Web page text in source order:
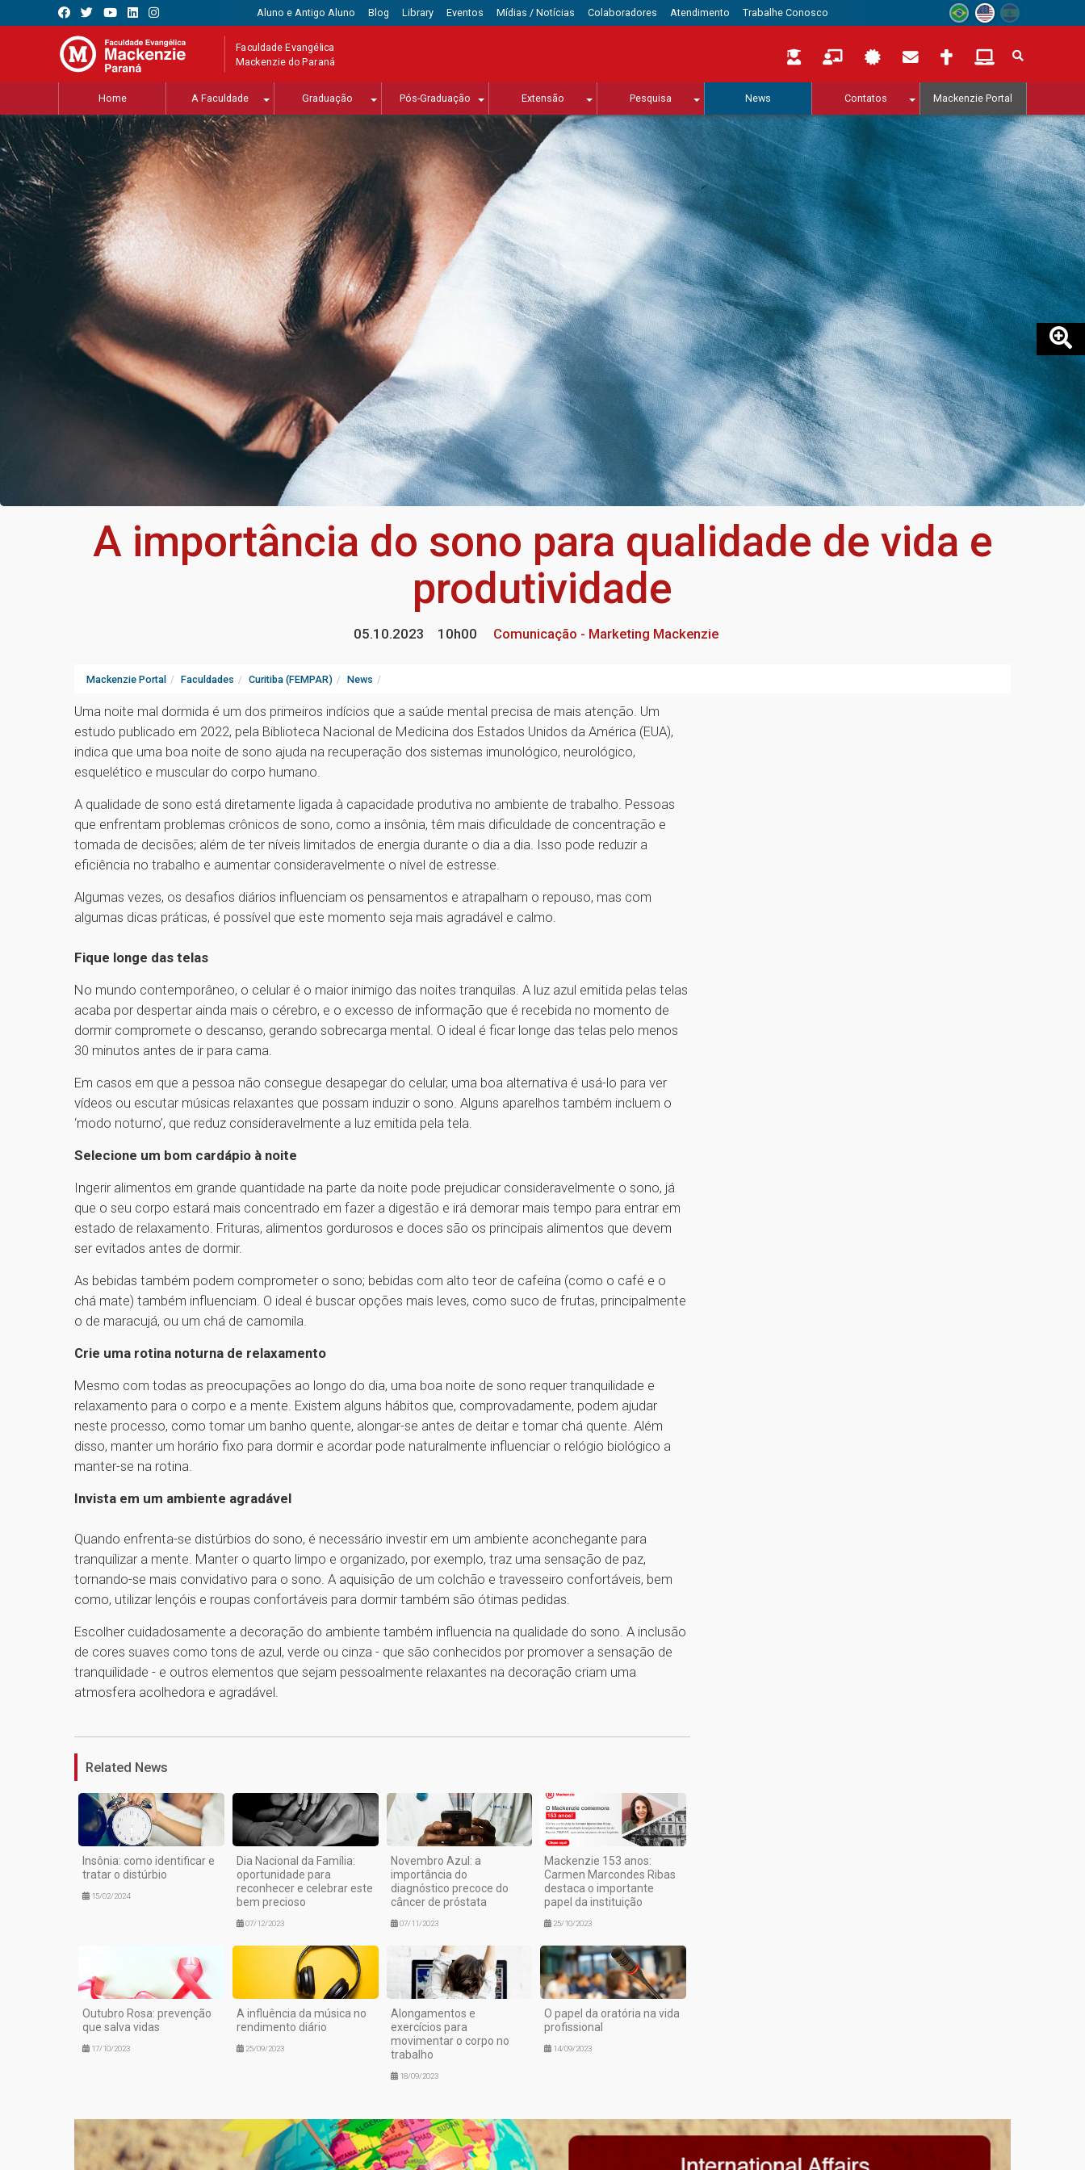
Aluno e Antigo Aluno Blog Library Eventos Mídias / Notícias Colaboradores Atendimento Trabalhe Conosco
Faculdade Evangélica
Mackenzie do Paraná
Home A Faculdade Graduação Pós-Graduação Extensão Pesquisa News Contatos Mackenzie Portal
A importância do sono para qualidade de vida e
produtividade
05.10.2023 10h00 Comunicação - Marketing Mackenzie
Mackenzie Portal Faculdades Curitiba (FEMPAR) News
Uma noite mal dormida é um dos primeiros indícios que a saúde mental precisa de mais atenção. Um
estudo publicado em 2022, pela Biblioteca Nacional de Medicina dos Estados Unidos da América (EUA),
indica que uma boa noite de sono ajuda na recuperação dos sistemas imunológico, neurológico,
esquelético e muscular do corpo humano.
A qualidade de sono está diretamente ligada à capacidade produtiva no ambiente de trabalho. Pessoas
que enfrentam problemas crônicos de sono, como a insônia, têm mais dificuldade de concentração e
tomada de decisões; além de ter níveis limitados de energia durante o dia a dia. Isso pode reduzir a
eficiência no trabalho e aumentar consideravelmente o nível de estresse.
Algumas vezes, os desafios diários influenciam os pensamentos e atrapalham o repouso, mas com
algumas dicas práticas, é possível que este momento seja mais agradável e calmo.
Fique longe das telas
No mundo contemporâneo, o celular é o maior inimigo das noites tranquilas. A luz azul emitida pelas telas
acaba por despertar ainda mais o cérebro, e o excesso de informação que é recebida no momento de
dormir compromete o descanso, gerando sobrecarga mental. O ideal é ficar longe das telas pelo menos
30 minutos antes de ir para cama.
Em casos em que a pessoa não consegue desapegar do celular, uma boa alternativa é usá-lo para ver
vídeos ou escutar músicas relaxantes que possam induzir o sono. Alguns aparelhos também incluem o
‘modo noturno’, que reduz consideravelmente a luz emitida pela tela.
Selecione um bom cardápio à noite
Ingerir alimentos em grande quantidade na parte da noite pode prejudicar consideravelmente o sono, já
que o seu corpo estará mais concentrado em fazer a digestão e irá demorar mais tempo para entrar em
estado de relaxamento. Frituras, alimentos gordurosos e doces são os principais alimentos que devem
ser evitados antes de dormir.
As bebidas também podem comprometer o sono; bebidas com alto teor de cafeína (como o café e o
chá mate) também influenciam. O ideal é buscar opções mais leves, como suco de frutas, principalmente
o de maracujá, ou um chá de camomila.
Crie uma rotina noturna de relaxamento
Mesmo com todas as preocupações ao longo do dia, uma boa noite de sono requer tranquilidade e
relaxamento para o corpo e a mente. Existem alguns hábitos que, comprovadamente, podem ajudar
neste processo, como tomar um banho quente, alongar-se antes de deitar e tomar chá quente. Além
disso, manter um horário fixo para dormir e acordar pode naturalmente influenciar o relógio biológico a
manter-se na rotina.
Invista em um ambiente agradável
Quando enfrenta-se distúrbios do sono, é necessário investir em um ambiente aconchegante para
tranquilizar a mente. Manter o quarto limpo e organizado, por exemplo, traz uma sensação de paz,
tornando-se mais convidativo para o sono. A aquisição de um colchão e travesseiro confortáveis, bem
como, utilizar lençóis e roupas confortáveis para dormir também são ótimas pedidas.
Escolher cuidadosamente a decoração do ambiente também influencia na qualidade do sono. A inclusão
de cores suaves como tons de azul, verde ou cinza - que são conhecidos por promover a sensação de
tranquilidade - e outros elementos que sejam pessoalmente relaxantes na decoração criam uma
atmosfera acolhedora e agradável.
Related News
Insônia: como identificar e
tratar o distúrbio
15/02/2024
Dia Nacional da Família:
oportunidade para
reconhecer e celebrar este
bem precioso
07/12/2023
Novembro Azul: a
importância do
diagnóstico precoce do
câncer de próstata
07/11/2023
Mackenzie 153 anos:
Carmen Marcondes Ribas
destaca o importante
papel da instituição
25/10/2023
Outubro Rosa: prevenção
que salva vidas
17/10/2023
A influência da música no
rendimento diário
25/09/2023
Alongamentos e
exercícios para
movimentar o corpo no
trabalho
18/09/2023
O papel da oratória na vida
profissional
14/09/2023